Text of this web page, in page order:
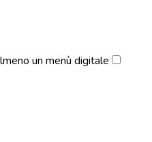
un menù digitale